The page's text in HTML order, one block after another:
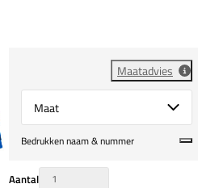
Maatadvies
Select {option} for {name}
Bedrukken naam & nummer
Aantal